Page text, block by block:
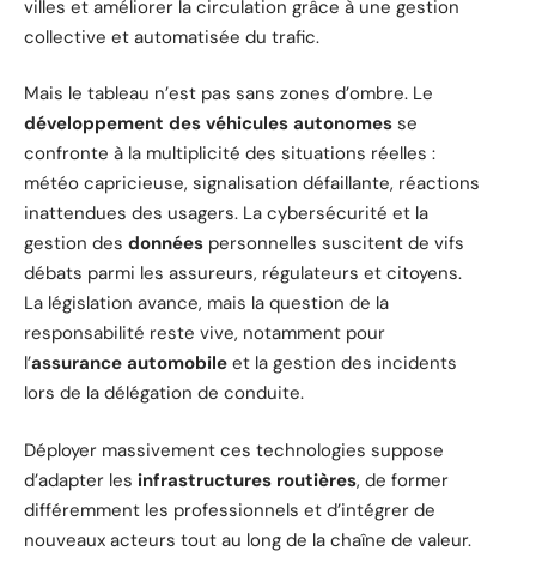
villes et améliorer la circulation grâce à une gestion
collective et automatisée du trafic.
Mais le tableau n’est pas sans zones d’ombre. Le
développement des véhicules autonomes se
confronte à la multiplicité des situations réelles :
météo capricieuse, signalisation défaillante, réactions
inattendues des usagers. La cybersécurité et la
gestion des données personnelles suscitent de vifs
débats parmi les assureurs, régulateurs et citoyens.
La législation avance, mais la question de la
responsabilité reste vive, notamment pour
l’assurance automobile et la gestion des incidents
lors de la délégation de conduite.
Déployer massivement ces technologies suppose
d’adapter les infrastructures routières, de former
différemment les professionnels et d’intégrer de
nouveaux acteurs tout au long de la chaîne de valeur.